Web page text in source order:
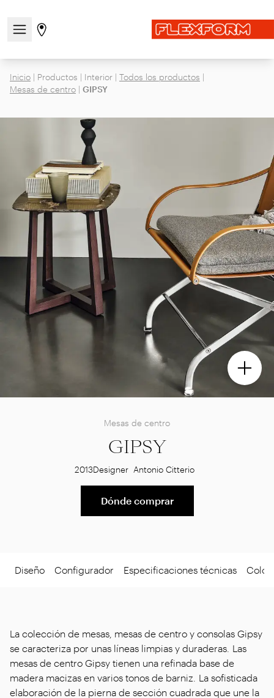
Abre/cierra el menú de navegación
Ir a la página de tiendas
Inicio | Productos | Interior | Todos los productos |
Mesas de centro | GIPSY
Mesas de centro
GIPSY
2013Designer Antonio Citterio
Dónde comprar
Diseño Configurador Especificaciones técnicas
La colección de mesas, mesas de centro y consolas Gipsy
se caracteriza por unas líneas limpias y duraderas. Las
mesas de centro Gipsy tienen una refinada base de
madera macizas en varios tonos de barniz. La sofisticada
elaboración de la pierna de sección cuadrada que une la